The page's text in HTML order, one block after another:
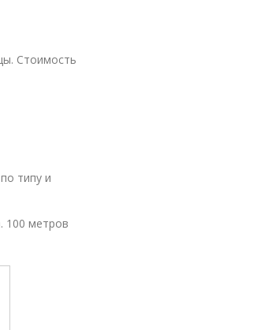
Стоимость
типу и
100 метров